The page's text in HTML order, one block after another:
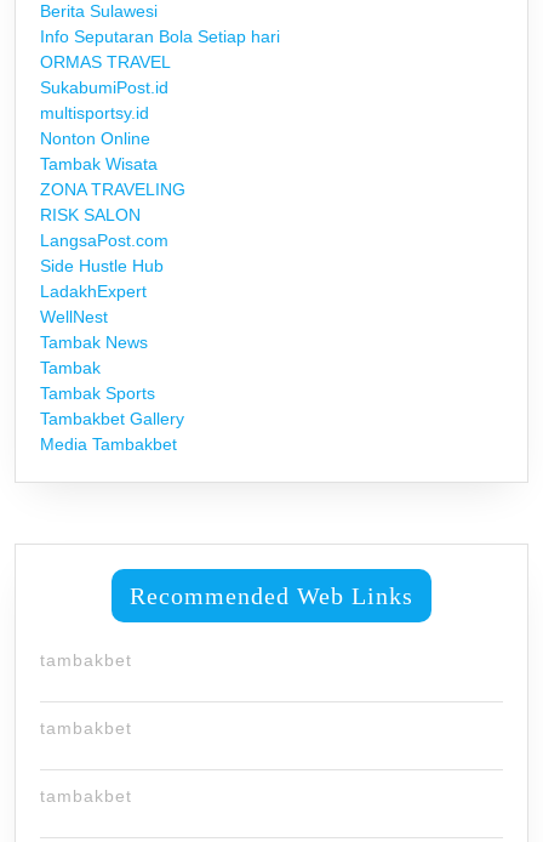
Berita Sulawesi
Info Seputaran Bola Setiap hari
ORMAS TRAVEL
SukabumiPost.id
multisportsy.id
Nonton Online
Tambak Wisata
ZONA TRAVELING
RISK SALON
LangsaPost.com
Side Hustle Hub
LadakhExpert
WellNest
Tambak News
Tambak
Tambak Sports
Tambakbet Gallery
Media Tambakbet
Recommended Web Links
tambakbet
tambakbet
tambakbet